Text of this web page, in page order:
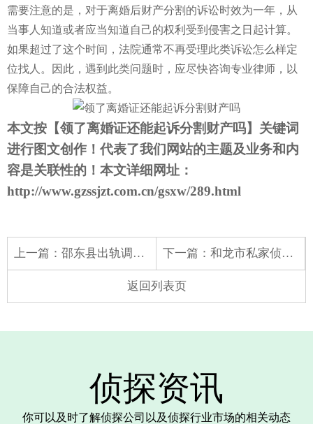
需要注意的是，对于离婚后财产分割的诉讼时效为一年，从
当事人知道或者应当知道自己的权利受到侵害之日起计算。
如果超过了这个时间，法院通常不再受理此类诉讼怎么样定
位找人 。因此，遇到此类问题时，应尽快咨询专业律师，以
保障自己的合法权益。
本文按【领了离婚证还能起诉分割财产吗】关键词
进行图文创作！代表了我们网站的主题及业务和内
容是关联性的！本文详细网址：
http://www.gzssjzt.com.cn/gsxw/289.html
上一篇： 邵东县出轨调查取证：离婚证可以在异地办理吗 下一篇： 和龙市私家侦探调查公司：协议离婚超过30天后还能领取离婚证吗
返回列表页
侦探资讯
你可以及时了解侦探公司以及侦探行业市场的相关动态